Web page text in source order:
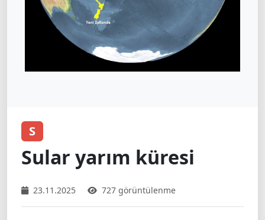
S
Sular yarım küresi
23.11.2025 727 görüntülenme